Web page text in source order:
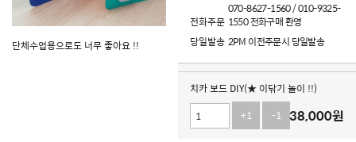
단체수업용으로도 너무 좋아요 !!
전화주문
070-8627-1560 / 010-9325-
1550 전화구매 환영
당일발송 2PM 이전주문시 당일발송
치카 보드 DIY(★ 이닦기 놀이 !!)
+1
-1 38,000원